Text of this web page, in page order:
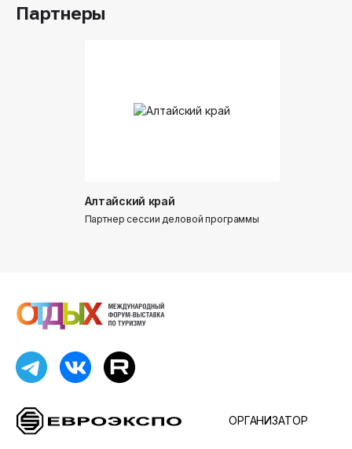
Партнеры
Алтайский край
Партнер сессии деловой программы
ОРГАНИЗАТОР